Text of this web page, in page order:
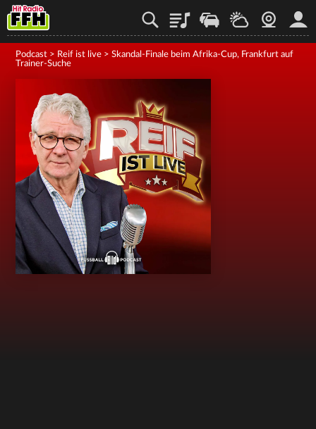
PlaylistStaupilotWetterWebcam
Podcast > Reif ist live > Skandal-Finale beim Afrika-Cup, Frankfurt auf
Trainer-Suche